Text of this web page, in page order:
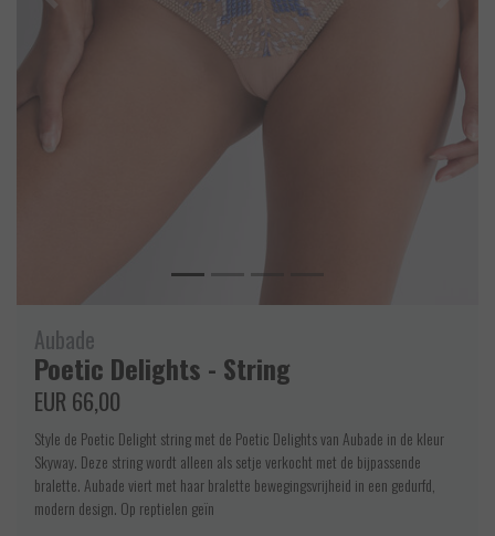
Aubade
Poetic Delights - String
EUR 66,00
Style de Poetic Delight string met de Poetic Delights van Aubade in de kleur
Skyway. Deze string wordt alleen als setje verkocht met de bijpassende
bralette. Aubade viert met haar bralette bewegingsvrijheid in een gedurfd,
modern design. Op reptielen geïn